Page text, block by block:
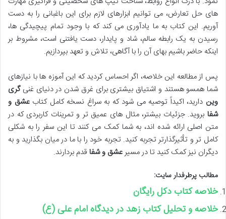
های حل تعارض، می توانیم ابزارهای لازم برای این باغبانی را به دست
آوریم. این کتاب به ما یادآوری می کند که با وجود تمام پیچیدگی ها،
رسیدن به یک رابطه سالم، شاد و پایدار، دست یافتنی است، مشروط بر
اینکه حاضر باشیم بهای آن را با آگاهی، تلاش و تعهد بپردازیم.
پس از مطالعه این خلاصه، اگر احساس کردید که این آموزه ها با نیازهای
شما همسو هستند و اشتیاق بیشتری برای غرق شدن در دنیای غنیگری
وین دارید، اکیداً توصیه می شود که به سراغ نسخه کامل کتابعشق و
شفا بروید. جزئیات بیشتر، مثال های عمیق تر و تمرینات کاربردی که در
متن اصلی ارائه شده اند، به شما کمک می کنند تا این سفر را به شکلی
کامل تر و تأثیرگذارتر تجربه کنید. تجربه خود را با ما در میان بگذارید و به
دیگران نیز کمک کنید تا در مسیرعشق و شفا قدم بردارند.
مطالب پرطرفدار سایت:
خلاصه کتاب دکل رایگان
خلاصه و تحلیل کتاب زهد در دیدگاه امام علی (ع)